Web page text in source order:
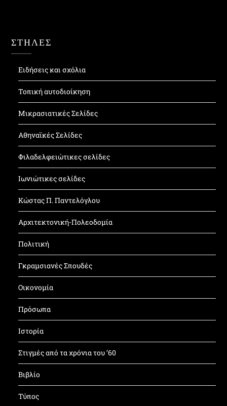
ΣΤΗΛΕΣ
Ειδήσεις και σχόλια
Τοπική αυτοδιοίκηση
Μικρασιατικές Σελίδες
Αθηναϊκές Σελίδες
Φιλαδελφειώτικες σελίδες
Ιωνιώτικες σελίδες
Κώστας Π. Παντελόγλου
Αρχιτεκτονική-Πολεοδομία
Πολιτική
Γκραμσιανές Σπουδές
Οικονομία
Πρόσωπα
Ιστορία
Στιγμές από τα χρόνια του ’60
Βιβλίο
Τύπος